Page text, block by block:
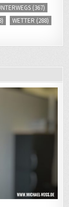
(367)
WETTER (288)